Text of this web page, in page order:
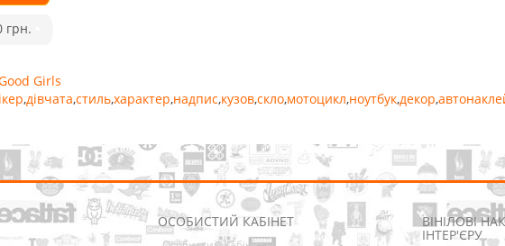
грн.
Girls
,дівчата,стиль,характер,надпис,кузов,скло,мотоцикл,ноутбук,декор,
ОСОБИСТИЙ КАБІНЕТ ВІНІЛОВІ
ІНТЕР'ЄРУ